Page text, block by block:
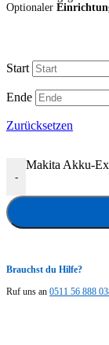
Optionaler
Start
Ende
Zurücksetzen
-
Makita Akku-
Brauchst du Hilfe?
Ruf uns an 0511 56 888